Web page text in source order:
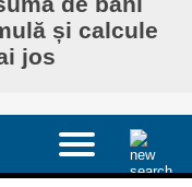
și calcule
jos